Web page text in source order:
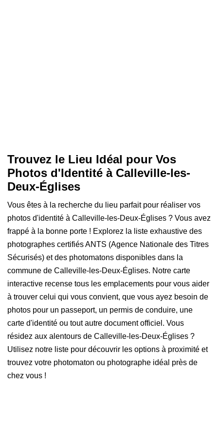
Trouvez le Lieu Idéal pour Vos
Photos d'Identité à Calleville-les-
Deux-Églises
Vous êtes à la recherche du lieu parfait pour réaliser vos
photos d'identité à Calleville-les-Deux-Églises ? Vous avez
frappé à la bonne porte ! Explorez la liste exhaustive des
photographes certifiés ANTS (Agence Nationale des Titres
Sécurisés) et des photomatons disponibles dans la
commune de Calleville-les-Deux-Églises. Notre carte
interactive recense tous les emplacements pour vous aider
à trouver celui qui vous convient, que vous ayez besoin de
photos pour un passeport, un permis de conduire, une
carte d'identité ou tout autre document officiel. Vous
résidez aux alentours de Calleville-les-Deux-Églises ?
Utilisez notre liste pour découvrir les options à proximité et
trouvez votre photomaton ou photographe idéal près de
chez vous !